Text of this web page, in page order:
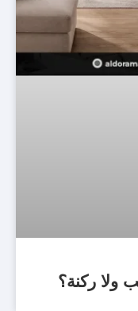
ولا ركنة؟